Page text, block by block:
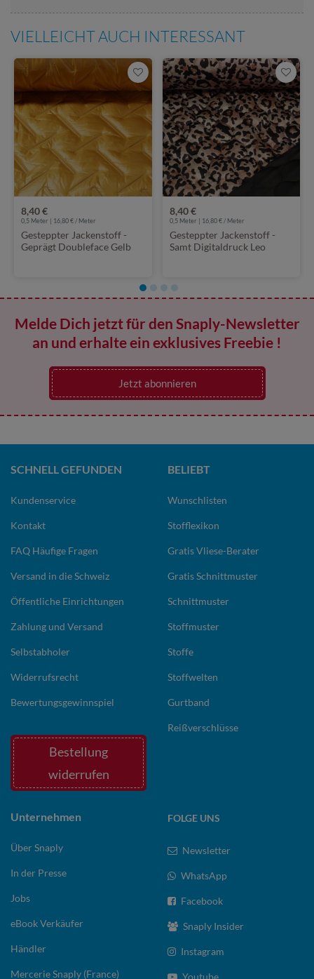
VIELLEICHT AUCH INTERESSANT
8,40 €
0,5 Meter | 16,80 € / Meter
Gesteppter Jackenstoff -
Geprägt Doubleface Gelb
8,40 €
0,5 Meter | 16,80 € / Meter
Gesteppter Jackenstoff -
Samt Digitaldruck Leo
Melde Dich jetzt für den Snaply-Newsletter
an und erhalte ein exklusives Freebie !
Jetzt abonnieren
SCHNELL GEFUNDEN
Kundenservice
Kontakt
FAQ Häufige Fragen
Versand in die Schweiz
Öffentliche Einrichtungen
Zahlung und Versand
Selbstabholer
Widerrufsrecht
Bewertungsgewinnspiel
Bestellung
widerrufen
BELIEBT
Wunschlisten
Stofflexikon
Gratis Vliese-Berater
Gratis Schnittmuster
Schnittmuster
Stoffmuster
Stoffe
Stoffwelten
Gurtband
Reißverschlüsse
Unternehmen
Über Snaply
In der Presse
Jobs
eBook Verkäufer
Händler
Mercerie Snaply (France)
FOLGE UNS
Newsletter
WhatsApp
Facebook
Snaply Insider
Instagram
Youtube